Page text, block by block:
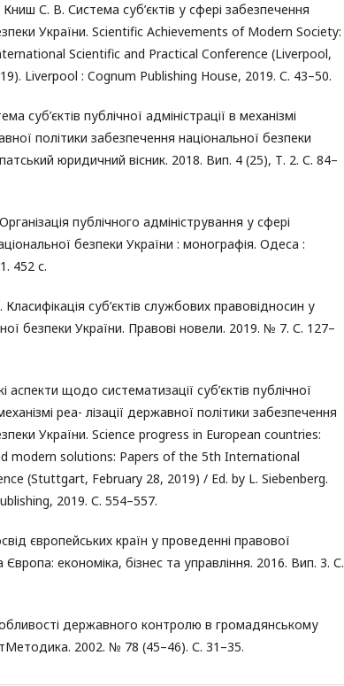
С. В. Система суб’єктів у сфері забезпечення
України. Scientific Achievements of Modern Society:
Scientific and Practical Conference (Liverpool,
Liverpool : Cognum Publishing House, 2019. С. 43–50.
суб’єктів публічної адміністрації в механізмі
політики забезпечення національної безпеки
юридичний вісник. 2018. Вип. 4 (25), Т. 2. С. 84–
публічного адміністрування у сфері
безпеки України : монографія. Одеса :
452 с.
суб’єктів службових правовідносин у
безпеки України. Правові новели. 2019. № 7. С. 127–
аспекти щодо систематизації суб’єктів публічної
реа- лізації державної політики забезпечення
України. Science progress in European countries:
modern solutions: Papers of the 5th International
(Stuttgart, February 28, 2019) / Ed. by L. Siebenberg.
2019. С. 554–557.
європейських країн у проведенні правової
економіка, бізнес та управління. 2016. Вип. 3. С.
державного контролю в громадянському
2002. № 78 (45–46). С. 31–35.